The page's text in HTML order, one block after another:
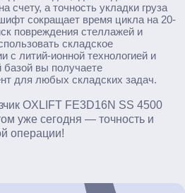
счету, а точность укладки груза
сокращает время цикла на 20-
повреждения стеллажей и
складское
с литий-ионной технологией и
базой вы получаете
для любых складских задач.
OXLIFT FE3D16N SS 4500
уже сегодня — точность и
операции!